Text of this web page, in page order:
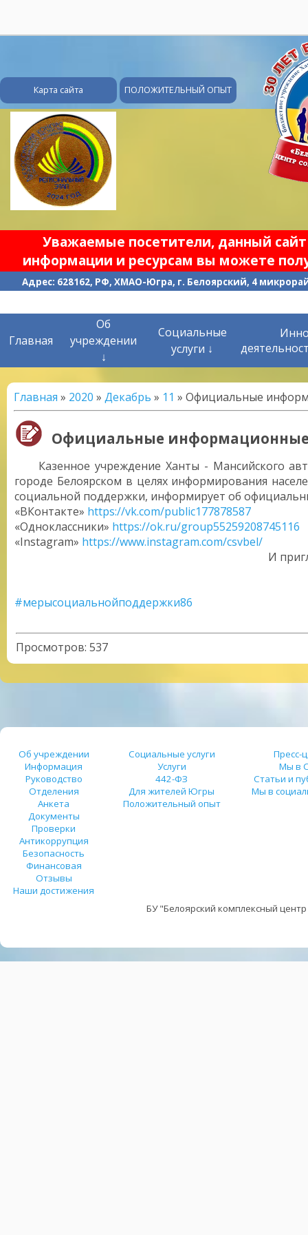
Карта сайта ПОЛОЖИТЕЛЬНЫЙ ОПЫТ
Уважаемые посетители, данный
информации и ресурсам вы можете
Адрес: 628162, РФ, ХМАО-Югра, г. Белоярский, 4
Главная
Об
учреждении
↓
Социальные
услуги ↓
Главная » 2020 » Декабрь » 11 » Официальные
Официальные
Казенное учреждение Ханты - Мансийского
городе Белоярском в целях информирования
социальной поддержки, информирует об
«ВКонтакте» https://vk.com/public177878587
«Одноклассники» https://ok.ru/group55259208745116
«Instagram» https://www.instagram.com/csvbel/
И
#мерысоциальнойподдержки86
Просмотров: 537
Об учреждении
Информация
Руководство
Отделения
Анкета
Документы
Проверки
Антикоррупция
Безопасность
Финансовая
Отзывы
Наши достижения
Социальные услуги
Услуги
442-ФЗ
Для жителей Югры
Положительный опыт
Пресс-
Мы в
Статьи и
Мы в
БУ "Белоярский комплексный